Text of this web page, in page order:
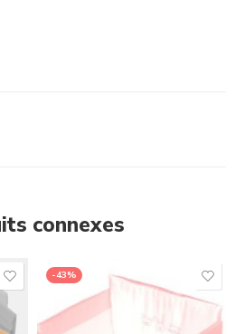
connexes
-43%